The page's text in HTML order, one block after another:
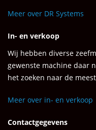
Meer over DR Systems
In- en verkoop
Wij hebben diverse
gewenste machine daar
het zoeken naar de
Meer over in- en verkoop
Contactgegevens